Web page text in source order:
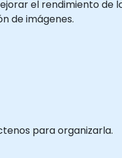
el rendimiento de
de imágenes.
para organizarla.